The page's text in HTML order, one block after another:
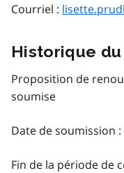
Courriel :
Historique
Proposition de
soumise
Date de soumission :
Fin de la période de